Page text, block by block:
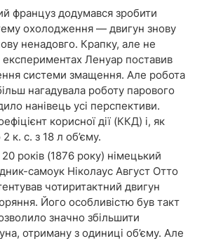
француз додумався зробити
охолодження — двигун знову
ненадовго. Крапку, але не
експериментах Ленуар поставив
системи змащення. Але робота
нагадувала роботу парового
нанівець усі перспективи.
корисної дії (ККД) і, як
к. с. з 18 л об’єму.
років (1876 року) німецький
самоук Ніколаус Август Отто
чотиритактний двигун
Його особливістю був такт
значно збільшити
отриману з одиниці об’єму. Але